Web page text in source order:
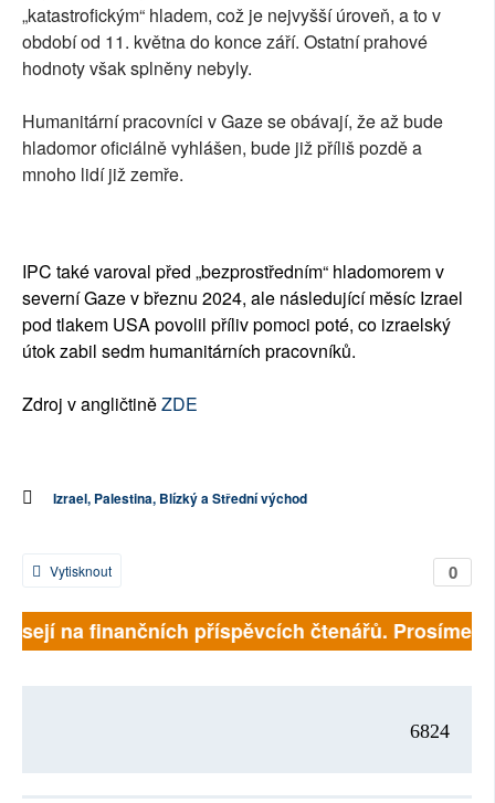
„katastrofickým“ hladem, což je nejvyšší úroveň, a to v
období od 11. května do konce září. Ostatní prahové
hodnoty však splněny nebyly.
Humanitární pracovníci v Gaze se obávají, že až bude
hladomor oficiálně vyhlášen, bude již příliš pozdě a
mnoho lidí již zemře.
IPC také varoval před „bezprostředním“ hladomorem v
severní Gaze v březnu 2024, ale následující měsíc Izrael
pod tlakem USA povolil příliv pomoci poté, co izraelský
útok zabil sedm humanitárních pracovníků.
Zdroj v angličtiněZDE
Izrael, Palestina, Blízký a Střední východ
0
Vytisknout
na finančních příspěvcích čtenářů. Prosíme,
6824